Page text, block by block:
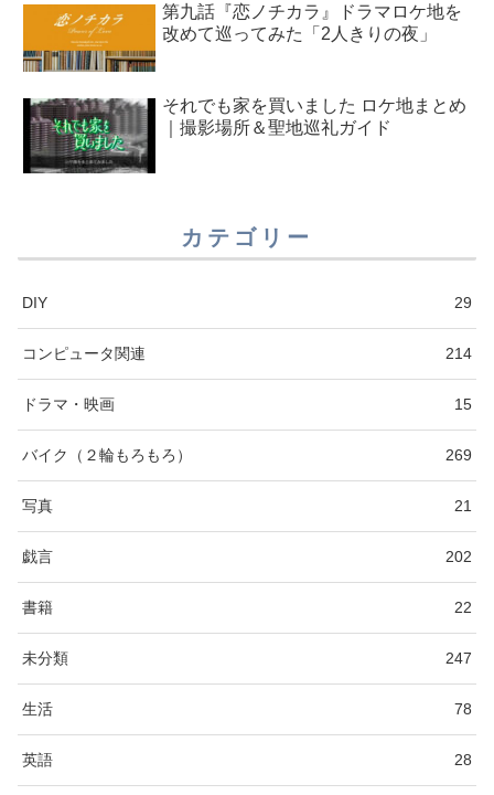
第九話『恋ノチカラ』ドラマロケ地を
改めて巡ってみた「2人きりの夜」
それでも家を買いました ロケ地まとめ
｜撮影場所＆聖地巡礼ガイド
カテゴリー
DIY 29
コンピュータ関連 214
ドラマ・映画 15
バイク（２輪もろもろ） 269
写真 21
戯言 202
書籍 22
未分類 247
生活 78
英語 28